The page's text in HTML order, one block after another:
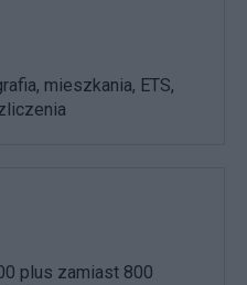
mieszkania, ETS,
plus zamiast 800